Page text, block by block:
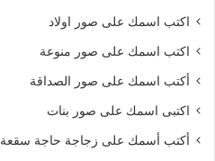
اكتب اسمك على صور اولاد
اكتب اسمك على صور منوعة
أكتب اسمك على صور الصداقة
اكتبى اسمك على صور بنات
أكتب أسمك على زجاجة حاجة سقعة